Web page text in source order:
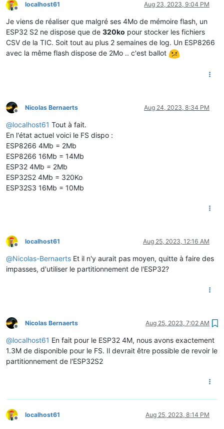
Offline
localhost61 Aug 23, 2023, 9:04 PM
Je viens de réaliser que malgré ses 4Mo de mémoire flash, un
ESP32 S2 ne dispose que de 320ko pour stocker les fichiers
CSV de la TIC. Soit tout au plus 2 semaines de log. Un ESP8266
avec la même flash dispose de 2Mo .. c'est ballot
Offline
Nicolas Bernaerts Aug 24, 2023, 8:34 PM
@localhost61 Tout à fait.
En l'état actuel voici le FS dispo :
ESP8266 4Mb = 2Mb
ESP8266 16Mb = 14Mb
ESP32 4Mb = 2Mb
ESP32S2 4Mb = 320Ko
ESP32S3 16Mb = 10Mb
Offline
localhost61 Aug 25, 2023, 12:16 AM
@Nicolas-Bernaerts Et il n'y aurait pas moyen, quitte à faire des
impasses, d'utiliser le partitionnement de l'ESP32?
Offline
Nicolas Bernaerts Aug 25, 2023, 7:02 AM
@localhost61 En fait pour le ESP32 4M, nous avons exactement
1.3M de disponible pour le FS. Il devrait être possible de revoir le
partitionnement de l'ESP32S2
Offline
localhost61 Aug 25, 2023, 8:14 PM